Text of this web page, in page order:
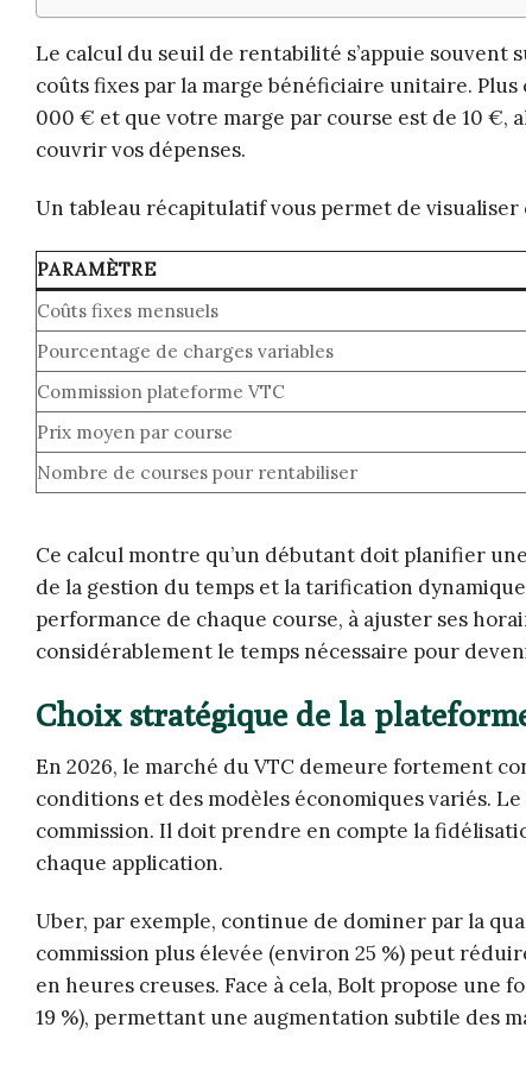
Le calcul du seuil de rentabilité s’appuie
coûts fixes par la marge bénéficiaire unitaire.
000 € et que votre marge par course est de 10 €,
couvrir vos dépenses.
Un tableau récapitulatif vous permet de
PARAMÈTRE
Coûts fixes mensuels
Pourcentage de charges variables
Commission plateforme VTC
Prix moyen par course
Nombre de courses pour rentabiliser
Ce calcul montre qu’un débutant doit planifier
de la gestion du temps et la tarification
performance de chaque course, à ajuster ses
considérablement le temps nécessaire pour
Choix stratégique de la
En 2026, le marché du VTC demeure fortement
conditions et des modèles économiques variés.
commission. Il doit prendre en compte la
chaque application.
Uber, par exemple, continue de dominer par la
commission plus élevée (environ 25 %) peut
en heures creuses. Face à cela, Bolt propose
19 %), permettant une augmentation subtile des